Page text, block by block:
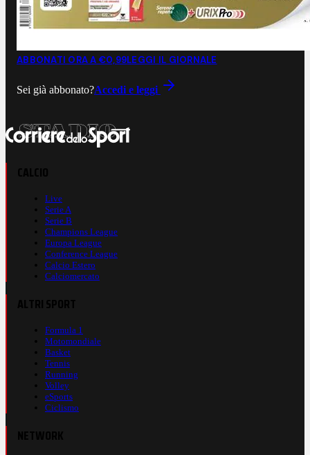
ABBONATI ORA A €0,99LEGGI IL GIORNALE
Sei già abbonato?Accedi e leggi
Live
Serie A
Serie B
Champions League
Europa League
Conference League
Calcio Estero
Calciomercato
Formula 1
Motomondiale
Basket
Tennis
Running
Volley
eSports
Ciclismo